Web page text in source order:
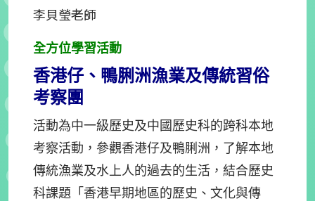
李貝瑩老師
全方位學習活動
香港仔、鴨脷洲漁業及傳統習俗
考察團
活動為中一級歷史及中國歷史科的跨科本地
考察活動，參觀香港仔及鴨脷洲，了解本地
傳統漁業及水上人的過去的生活，結合歷史
科課題「香港早期地區的歷史、文化與傳